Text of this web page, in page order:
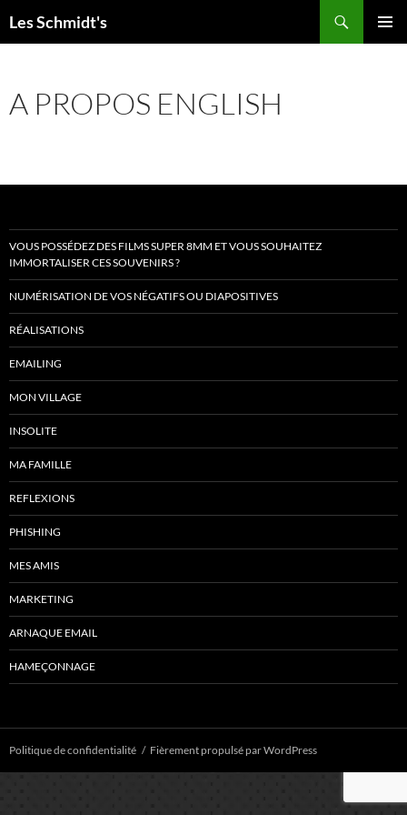
auLes Schmidt's
A PROPOS ENGLISH
VOUS POSSÉDEZ DES FILMS SUPER 8MM ET VOUS SOUHAITEZ
IMMORTALISER CES SOUVENIRS ?
NUMÉRISATION DE VOS NÉGATIFS OU DIAPOSITIVES
RÉALISATIONS
EMAILING
MON VILLAGE
INSOLITE
MA FAMILLE
REFLEXIONS
PHISHING
MES AMIS
MARKETING
ARNAQUE EMAIL
HAMEÇONNAGE
Politique de confidentialité Fièrement propulsé par WordPress